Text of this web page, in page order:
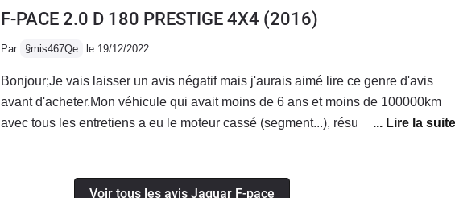
n’as pas été réparée et vendue en reprise en garage. Qualité de fabrication des
plastique un peu cheap. Comportement routier très correct. Boîte auto ZF 8 très
agréable.
F-PACE 2.0 D 180 PRESTIGE 4X4 (2016)
Par §mis467Qe le 19/12/2022
Bonjour;Je vais laisser un avis négatif mais j'aurais aimé lire ce genre d'avis
avant d'acheter.Mon véhicule qui avait moins de 6 ans et moins de 100000km
avec tous les entretiens a eu le moteur cassé (segment...), résultat 15000 euro
pouvait me recevoir avant plusieurs mois (Atelier sur chargé).Pour rappel
Voir tous les avis Jaguar F-pace